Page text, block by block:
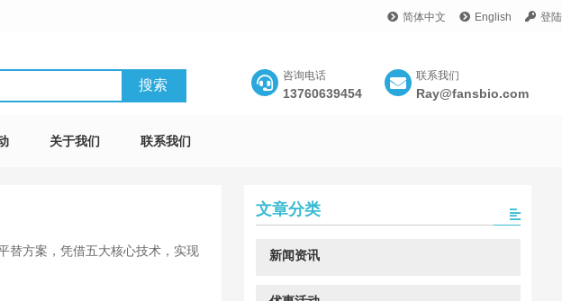
简体中文 English 登陆
咨询电话
13760639454
联系我们
Ray@fansbio.com
关于我们 联系我们
替方案，凭借五大核心技术，实现
文章分类
新闻资讯